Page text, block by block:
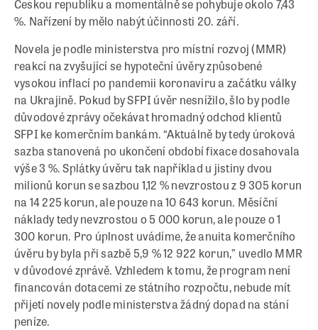
Českou republiku a momentálně se pohybuje okolo 7,43
%. Nařízení by mělo nabýt účinnosti 20. září.
Novela je podle ministerstva pro místní rozvoj (MMR)
reakcí na zvyšující se hypoteční úvěry způsobené
vysokou inflací po pandemii koronaviru a začátku války
na Ukrajině. Pokud by SFPI úvěr nesnížilo, šlo by podle
důvodové zprávy očekávat hromadný odchod klientů
SFPI ke komerčním bankám. “Aktuálně by tedy úroková
sazba stanovená po ukončení období fixace dosahovala
výše 3 %. Splátky úvěru tak například u jistiny dvou
milionů korun se sazbou 1,12 % nevzrostou z 9 305 korun
na 14 225 korun, ale pouze na 10 643 korun. Měsíční
náklady tedy nevzrostou o 5 000 korun, ale pouze o 1
300 korun. Pro úplnost uvádíme, že anuita komerčního
úvěru by byla při sazbě 5,9 % 12 922 korun,” uvedlo MMR
v důvodové zprávě. Vzhledem k tomu, že program není
financován dotacemi ze státního rozpočtu, nebude mít
přijetí novely podle ministerstva žádný dopad na stání
peníze.